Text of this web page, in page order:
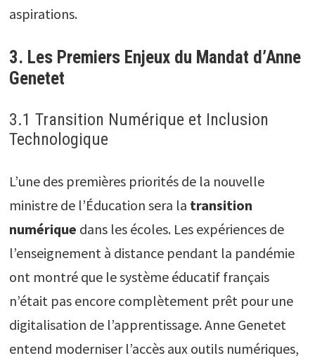
aspirations.
3. Les Premiers Enjeux du Mandat d’Anne
Genetet
3.1 Transition Numérique et Inclusion
Technologique
L’une des premières priorités de la nouvelle
ministre de l’Éducation sera la transition
numérique dans les écoles. Les expériences de
l’enseignement à distance pendant la pandémie
ont montré que le système éducatif français
n’était pas encore complètement prêt pour une
digitalisation de l’apprentissage. Anne Genetet
entend moderniser l’accès aux outils numériques,